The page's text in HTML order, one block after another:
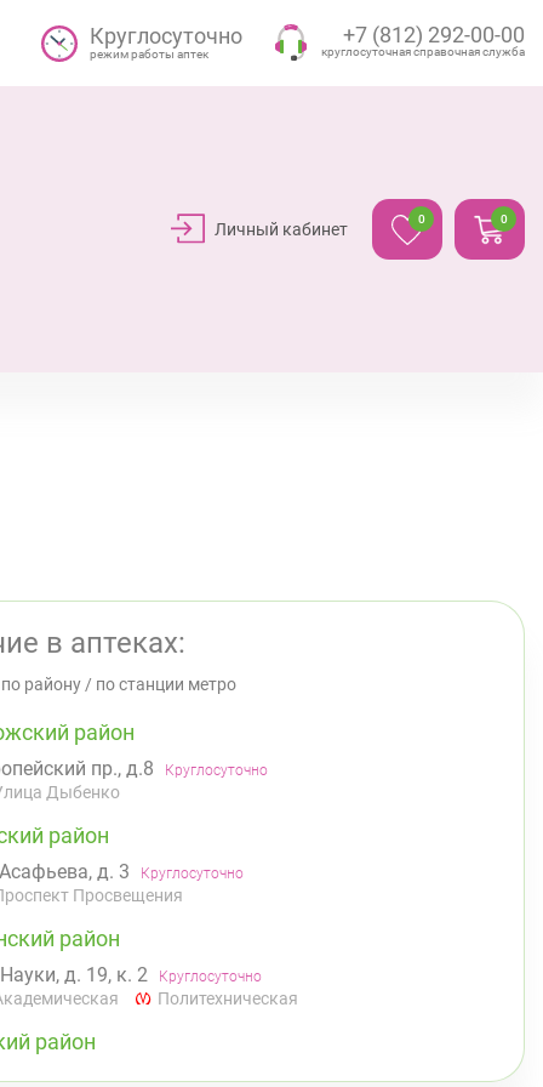
Круглосуточно
режим работы аптек
+7 (812) 292-00-00
круглосуточная справочная служба
Личный кабинет
0 0
в аптеках:
по району / по станции метро
район
пр., д.8 Круглосуточно
Дыбенко
район
д. 3 Круглосуточно
Просвещения
район
д. 19, к. 2 Круглосуточно
Политехническая
район
пр., д.104 Круглосуточно